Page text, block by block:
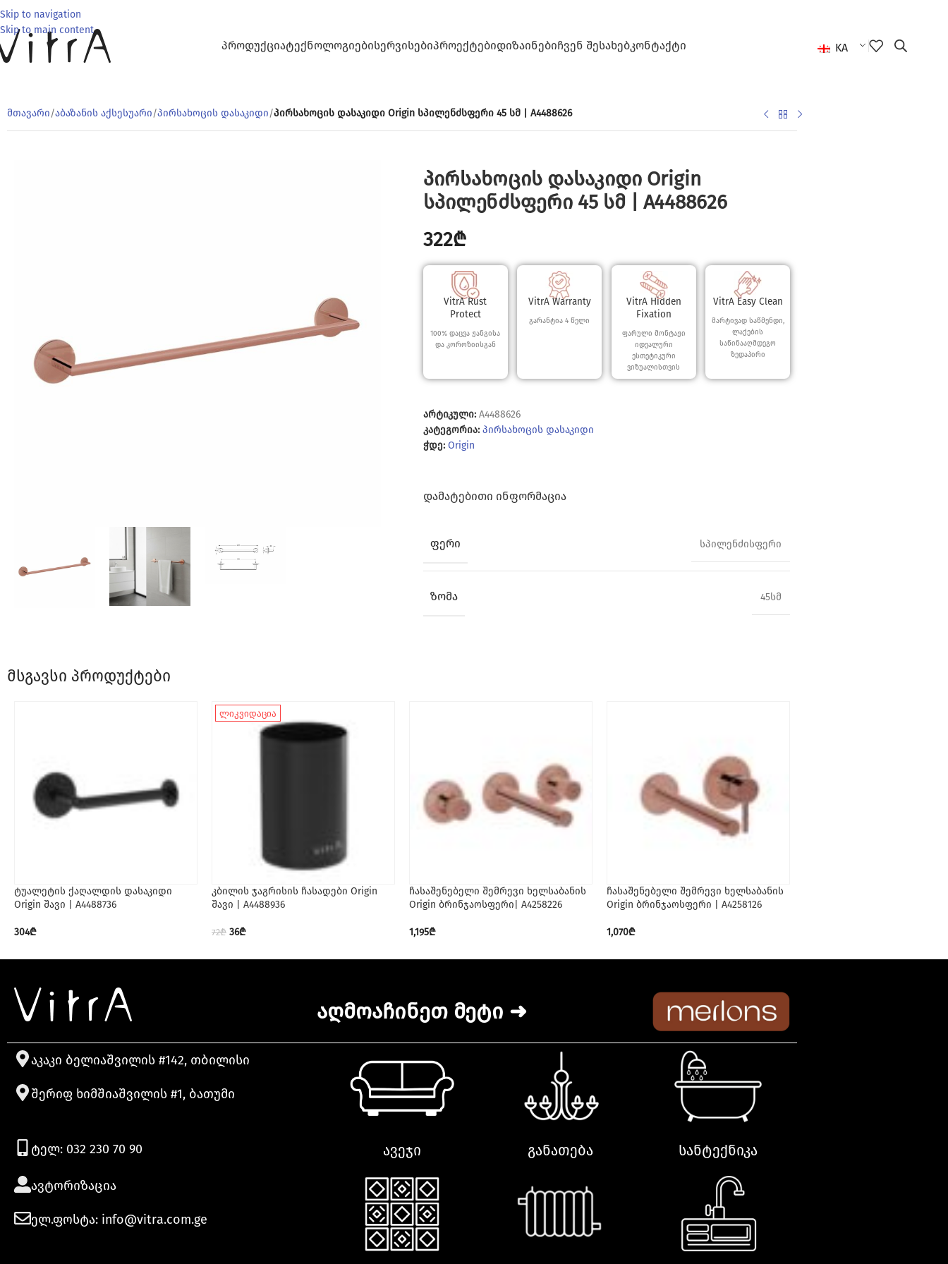
Skip to navigation
Skip to main content
ᲞᲠᲝᲓᲣᲥᲪᲘᲐᲢᲔᲥᲜᲝᲚᲝᲒᲘᲔᲑᲘᲡᲔᲠᲕᲘᲡᲔᲑᲘᲞᲠᲝᲔᲥᲢᲔᲑᲘᲓᲘᲖᲐᲘᲜᲔᲑᲘᲩᲕᲔᲜ ᲨᲔᲡᲐᲮᲔᲑᲙᲝᲜᲢᲐᲥᲢᲘ KA
მთავარი/აბაზანის აქსესუარი/პირსახოცის დასაკიდი/პირსახოცის დასაკიდი Origin სპილენძსფერი 45 სმ | A4488626
პირსახოცის დასაკიდი Origin
სპილენძსფერი 45 სმ | A4488626
322₾
VitrA Rust
Protect
100% დაცვა ჟანგისა
და კოროზიისგან
VitrA Warranty
გარანტია 4 წელი
VitrA Hidden
Fixation
ფარული მონტაჟი
იდეალური
ესთეტიკური
ვიზუალისთვის
VitrA Easy Clean
მარტივად საწმენდი,
ლაქების
საწინააღმდეგო
ზედაპირი
არტიკული: A4488626
კატეგორია: პირსახოცის დასაკიდი
ჭდე: Origin
ᲓᲐᲛᲐᲢᲔᲑᲘᲗᲘ ᲘᲜᲤᲝᲠᲛᲐᲪᲘᲐ
ᲤᲔᲠᲘ სპილენძისფერი
ᲖᲝᲛᲐ 45სმ
მსგავსი პროდუქტები
ტუალეტის ქაღალდის დასაკიდი
Origin შავი | A4488736
304₾
ლიკვიდაცია
კბილის ჯაგრისის ჩასადები Origin
შავი | A4488936
72₾ 36₾
ჩასაშენებელი შემრევი ხელსაბანის
Origin ბრინჯაოსფერი| A4258226
1,195₾
ჩასაშენებელი შემრევი ხელსაბანის
Origin ბრინჯაოსფერი | A4258126
1,070₾
აღმოაჩინეთ მეტი ➜
აკაკი ბელიაშვილის #142, თბილისი
შერიფ ხიმშიაშვილის #1, ბათუმი
ტელ: 032 230 70 90 ავეჯი განათება სანტექნიკა
ავტორიზაცია
ელ.ფოსტა: info@vitra.com.ge